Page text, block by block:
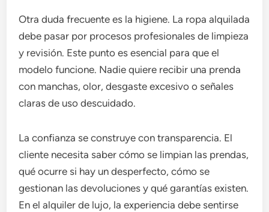
Otra duda frecuente es la higiene. La ropa alquilada
debe pasar por procesos profesionales de limpieza
y revisión. Este punto es esencial para que el
modelo funcione. Nadie quiere recibir una prenda
con manchas, olor, desgaste excesivo o señales
claras de uso descuidado.
La confianza se construye con transparencia. El
cliente necesita saber cómo se limpian las prendas,
qué ocurre si hay un desperfecto, cómo se
gestionan las devoluciones y qué garantías existen.
En el alquiler de lujo, la experiencia debe sentirse